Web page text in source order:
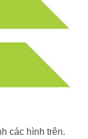
các hình trên.